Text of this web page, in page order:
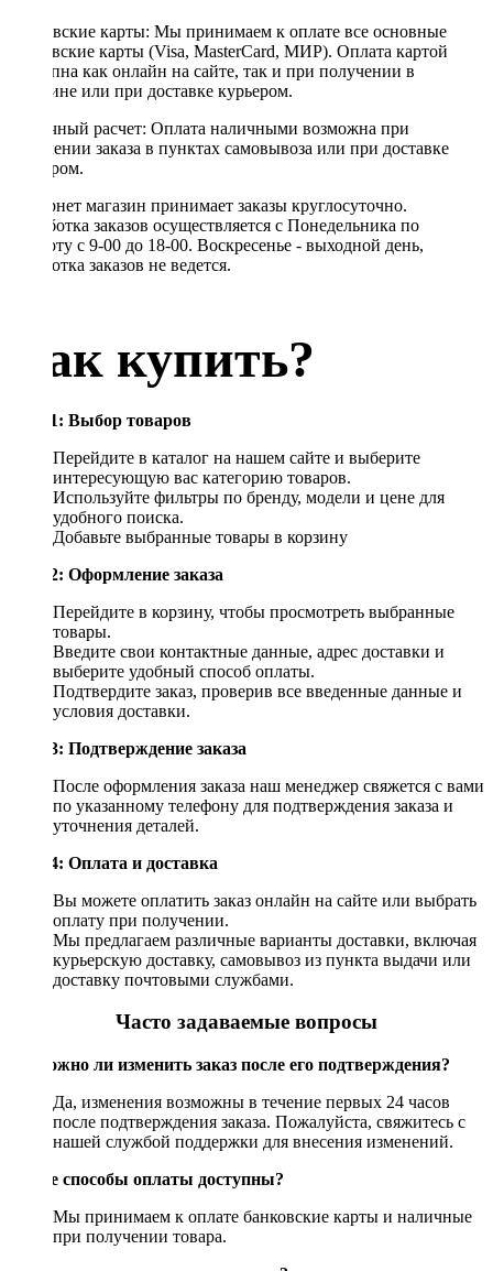
Банковские карты: Мы принимаем к оплате все основные
банковские карты (Visa, MasterCard, МИР). Оплата картой
доступна как онлайн на сайте, так и при получении в
магазине или при доставке курьером.
Наличный расчет: Оплата наличными возможна при
получении заказа в пунктах самовывоза или при доставке
курьером.
Интернет магазин принимает заказы круглосуточно.
Обработка заказов осуществляется с Понедельника по
Субботу с 9-00 до 18-00. Воскресенье - выходной день,
обработка заказов не ведется.
Как купить?
Шаг 1: Выбор товаров
Перейдите в каталог на нашем сайте и выберите
интересующую вас категорию товаров.
Используйте фильтры по бренду, модели и цене для
удобного поиска.
Добавьте выбранные товары в корзину
Шаг 2: Оформление заказа
Перейдите в корзину, чтобы просмотреть выбранные
товары.
Введите свои контактные данные, адрес доставки и
выберите удобный способ оплаты.
Подтвердите заказ, проверив все введенные данные и
условия доставки.
Шаг 3: Подтверждение заказа
После оформления заказа наш менеджер свяжется с вами
по указанному телефону для подтверждения заказа и
уточнения деталей.
Шаг 4: Оплата и доставка
Вы можете оплатить заказ онлайн на сайте или выбрать
оплату при получении.
Мы предлагаем различные варианты доставки, включая
курьерскую доставку, самовывоз из пункта выдачи или
доставку почтовыми службами.
Часто задаваемые вопросы
Возможно ли изменить заказ после его подтверждения?
Да, изменения возможны в течение первых 24 часов
после подтверждения заказа. Пожалуйста, свяжитесь с
нашей службой поддержки для внесения изменений.
Какие способы оплаты доступны?
Мы принимаем к оплате банковские карты и наличные
при получении товара.